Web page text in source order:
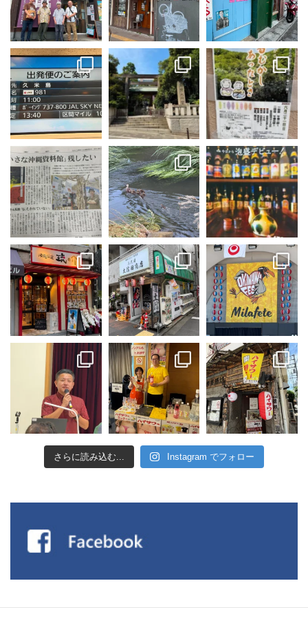
さらに読み込む... Instagram でフォロー